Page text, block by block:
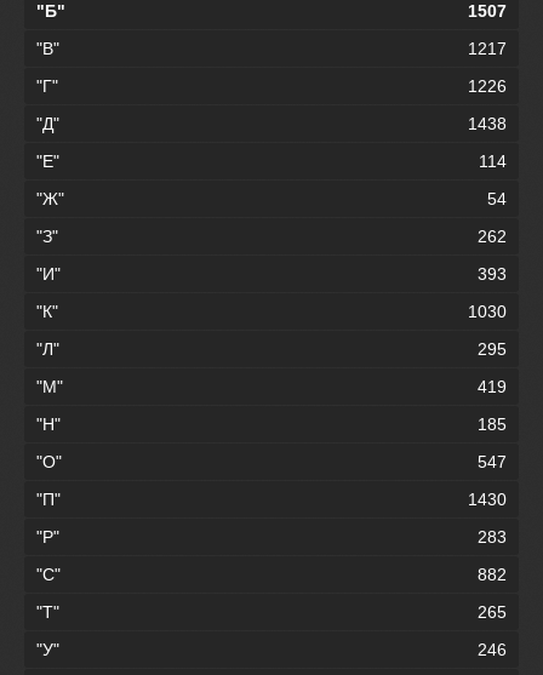
"Б"
1507
"В"
1217
"Г"
1226
"Д"
1438
"Е"
114
"Ж"
54
"З"
262
"И"
393
"К"
1030
"Л"
295
"М"
419
"Н"
185
"О"
547
"П"
1430
"Р"
283
"С"
882
"Т"
265
"У"
246